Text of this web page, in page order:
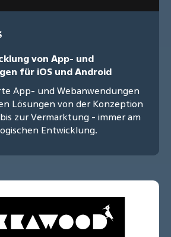
von App- und
für iOS und Android
App- und Webanwendungen
Lösungen von der Konzeption
zur Vermarktung - immer am
Entwicklung.